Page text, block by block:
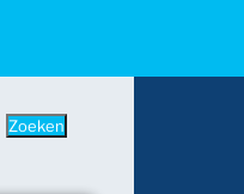
Zoeken